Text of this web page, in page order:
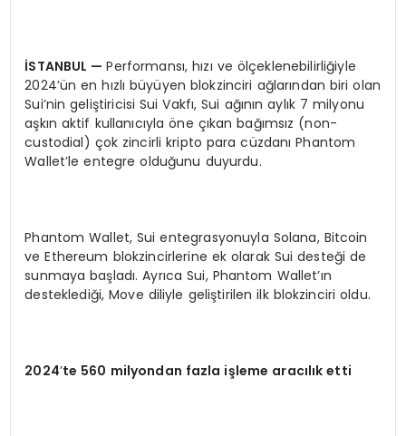
İSTANBUL —Performansı, hızı ve ölçeklenebilirliğiyle
2024’ün en hızlı büyüyen blokzinciri ağlarından biri olan
Sui’nin geliştiricisi Sui Vakfı, Sui ağının aylık 7 milyonu
aşkın aktif kullanıcıyla öne çıkan bağımsız (non-
custodial) çok zincirli kripto para cüzdanı Phantom
Wallet’le entegre olduğunu duyurdu.
Phantom Wallet, Sui entegrasyonuyla Solana, Bitcoin
ve Ethereum blokzincirlerine ek olarak Sui desteği de
sunmaya başladı. Ayrıca Sui, Phantom Wallet’ın
desteklediği, Move diliyle geliştirilen ilk blokzinciri oldu.
2024’te 560 milyondan fazla işleme aracılık etti